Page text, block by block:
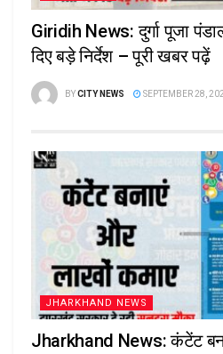
Giridih News: दुर्गा पूजा
दिए बड़े निर्देश – पूरी खबर पढ़ें
BYCITY NEWS SEPTEMBER 28,
JHARKHAND NEWS
Jharkhand News: कंटेंट